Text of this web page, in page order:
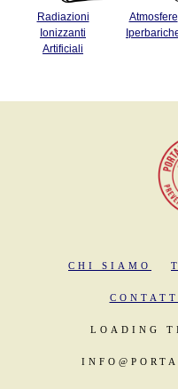
Radiazioni
Ionizzanti
Artificiali
Atmosfere
CHI SIAMO
LOADING